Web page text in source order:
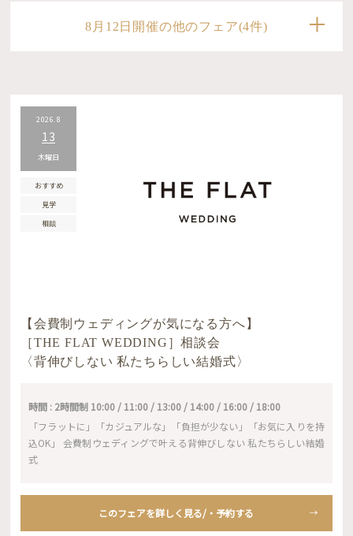
8月12日開催の他のフェア(4件)
2026.8
13
木曜日
おすすめ
見学
相談
【会費制ウェディングが気になる方へ】
［THE FLAT WEDDING］相談会
〈背伸びしない 私たちらしい結婚式〉
時間 : 2時間制 10:00 / 11:00 / 13:00 / 14:00 / 16:00 / 18:00
「フラットに」「カジュアルな」「負担が少ない」「お気に入りを持
込OK」 会費制ウェディングで叶える背伸びしない 私たちらしい結婚
式
このフェアを詳しく見る/・予約する